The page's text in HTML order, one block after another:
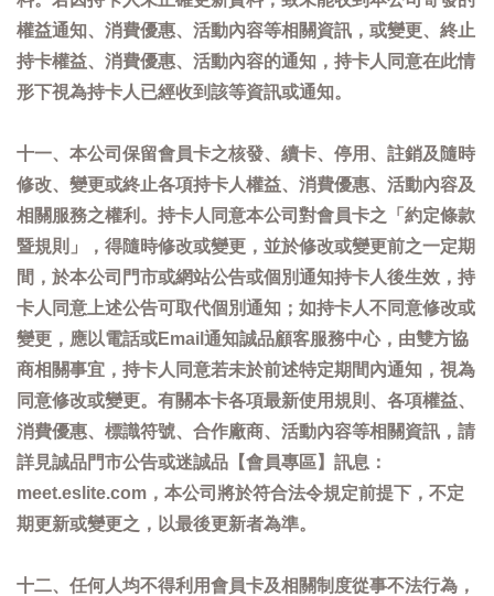
權益通知、消費優惠、活動內容等相關資訊，或變更、終止
持卡權益、消費優惠、活動內容的通知，持卡人同意在此情
形下視為持卡人已經收到該等資訊或通知。
十一、本公司保留會員卡之核發、續卡、停用、註銷及隨時
修改、變更或終止各項持卡人權益、消費優惠、活動內容及
相關服務之權利。持卡人同意本公司對會員卡之「約定條款
暨規則」，得隨時修改或變更，並於修改或變更前之一定期
間，於本公司門市或網站公告或個別通知持卡人後生效，持
卡人同意上述公告可取代個別通知；如持卡人不同意修改或
變更，應以電話或Email通知誠品顧客服務中心，由雙方協
商相關事宜，持卡人同意若未於前述特定期間內通知，視為
同意修改或變更。有關本卡各項最新使用規則、各項權益、
消費優惠、標識符號、合作廠商、活動內容等相關資訊，請
詳見誠品門市公告或迷誠品【會員專區】訊息：
meet.eslite.com，本公司將於符合法令規定前提下，不定
期更新或變更之，以最後更新者為準。
十二、任何人均不得利用會員卡及相關制度從事不法行為，